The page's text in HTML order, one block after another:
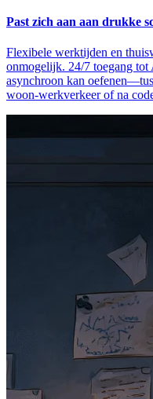
Past zich aan aan drukke
Flexibele werktijden en
onmogelijk. 24/7 toegang tot
asynchroon kan
woon-werkverkeer of na